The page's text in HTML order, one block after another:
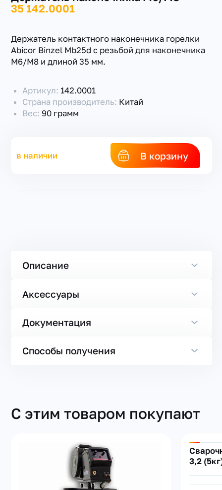
+7(351) 223-98-74
заказать звонок
35 142.0001
Держатель контактного наконечника горелки
Abicor Binzel Mb25d с резьбой для наконечника
М6/М8 и длиной 35 мм.
Артикул: 142.0001
Страна производитель: Китай
Вес: 90 грамм
в наличии В корзину
Описание
Аксессуары
Документация
Способы получения
С этим товаром покупают
3,2